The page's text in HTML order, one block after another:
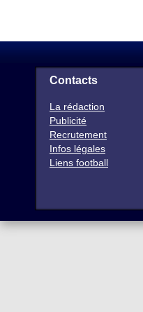
Contacts
La rédaction
Publicité
Recrutement
Infos légales
Liens football